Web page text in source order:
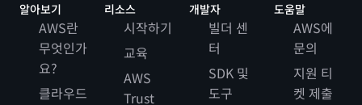
알아보기
AWS란
무엇인가
요?
클라우드
리소스
시작하기
교육
AWS
Trust
개발자
빌더 센
터
SDK 및
도구
도움말
AWS에
문의
지원 티
켓 제출